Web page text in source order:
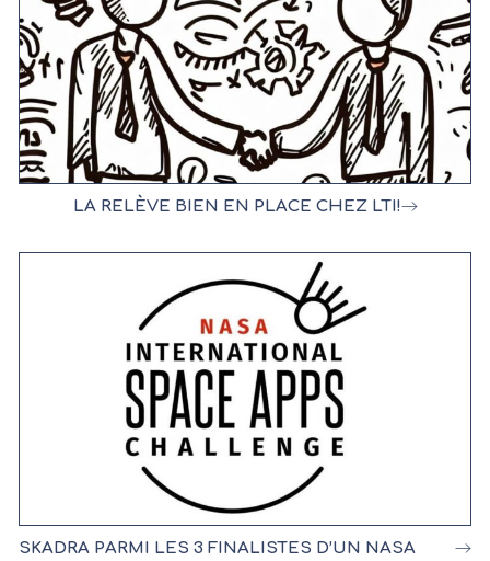
LA RELÈVE BIEN EN PLACE CHEZ LTI!
SKADRA PARMI LES 3 FINALISTES D’UN NASA